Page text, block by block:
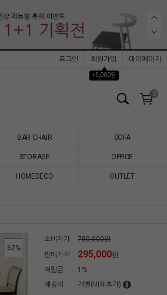
로그인
회원가입
▲
+5,000원
마이페이지
0
BAR CHAIR SOFA
STORAGE OFFICE
HOMEDECO OUTLET
62%
소비자가
780,000원
판매가격
295,000원
적립금
1%
배송비
개별(비례추가)